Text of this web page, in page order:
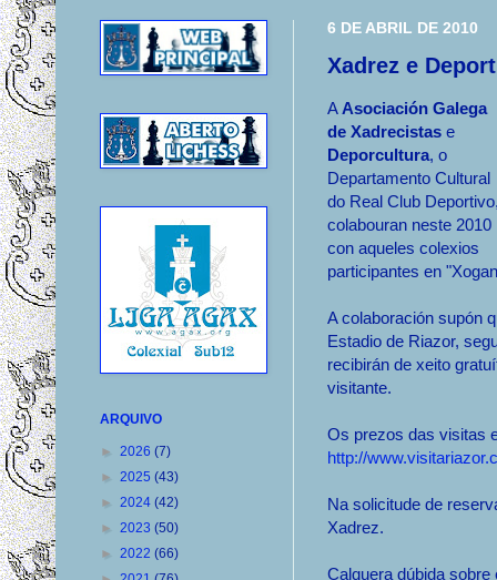
6 DE ABRIL DE 2010
Xadrez e
A Asociación Galega
de Xadrecistas e
Deporcultura, o
Departamento Cultural
do Real Club
colabouran neste 2010
con aqueles colexios
participantes en
A colaboración supón
Estadio de Riazor,
recibirán de xeito
visitante.
Os prezos das visitas
http://
Na solicitude de
Xadrez.
Calquera dúbida
ARQUIVO
► 2026 (7)
► 2025 (43)
► 2024 (42)
► 2023 (50)
► 2022 (66)